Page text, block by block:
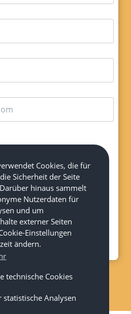
der
e.V.
der Konrad-Adenauer-
.
abonnieren
Cookies, die für
Sicherheit der Seite
hinaus sammelt
Nutzerdaten für
und um
externer Seiten
Einstellungen
ändern.
technische Cookies
statistische Analysen